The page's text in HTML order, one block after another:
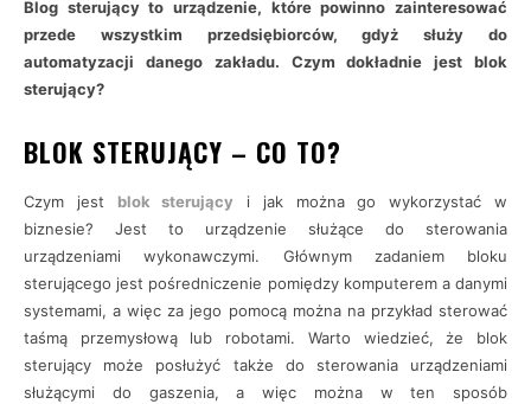
Blog sterujący to urządzenie, które powinno zainteresować
przede wszystkim przedsiębiorców, gdyż służy do
automatyzacji danego zakładu. Czym dokładnie jest blok
sterujący?
BLOK STERUJĄCY – CO TO?
Czym jest blok sterujący i jak można go wykorzystać w
biznesie? Jest to urządzenie służące do sterowania
urządzeniami wykonawczymi. Głównym zadaniem bloku
sterującego jest pośredniczenie pomiędzy komputerem a danymi
systemami, a więc za jego pomocą można na przykład sterować
taśmą przemysłową lub robotami. Warto wiedzieć, że blok
sterujący może posłużyć także do sterowania urządzeniami
służącymi do gaszenia, a więc można w ten sposób